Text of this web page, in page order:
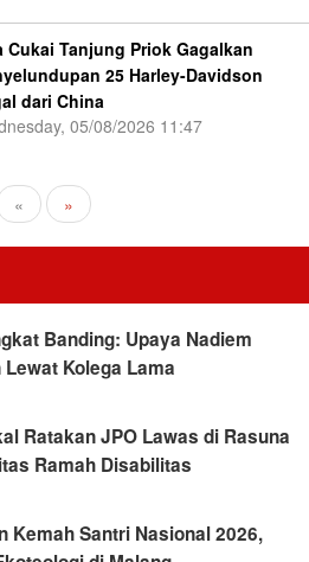
Cukai Tanjung Priok Gagalkan
25 Harley-Davidson
dari China
05/08/2026 11:47
« »
Banding: Upaya Nadiem
Kolega Lama
Ratakan JPO Lawas di Rasuna
Ramah Disabilitas
Kemah Santri Nasional 2026,